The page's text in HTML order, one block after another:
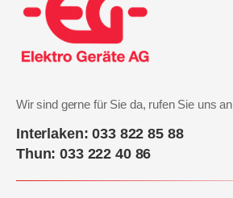
Wir sind gerne für Sie da, rufen Sie uns an
Interlaken: 033 822 85 88
Thun: 033 222 40 86